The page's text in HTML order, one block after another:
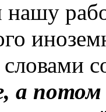
словами
а потом